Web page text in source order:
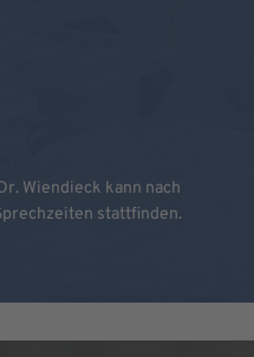
Wiendieck kann nach
stattfinden.